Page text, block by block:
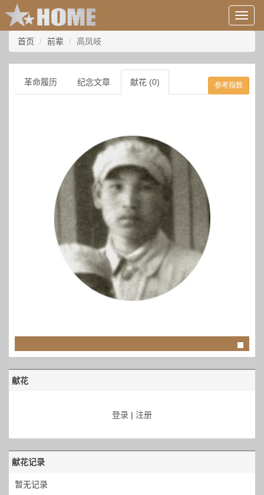
用
户
息/
登
录
等
首页 前辈 高凤岐
革命履历 纪念文章 献花 (0) 参考指数
献花
登录 | 注册
献花记录
暂无记录